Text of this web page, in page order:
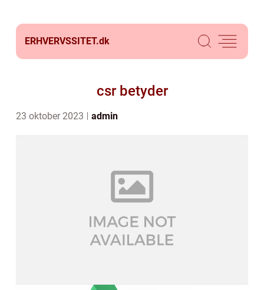
ERHVERVSSITET.dk
csr betyder
23 oktober 2023 admin